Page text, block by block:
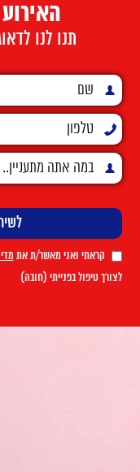
תנו לנו
קראתי ואני מאשר/ת את
לצורך טיפול בפנייתי (חובה)